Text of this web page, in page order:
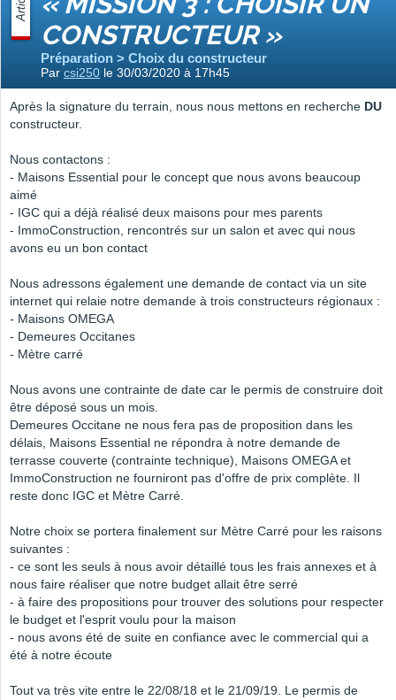
CONSTRUCTEUR »
Préparation > Choix du constructeur
Par csi250 le 30/03/2020 à 17h45
Après la signature du terrain, nous nous mettons en recherche DU
constructeur.
Nous contactons :
- Maisons Essential pour le concept que nous avons beaucoup
aimé
- IGC qui a déjà réalisé deux maisons pour mes parents
- ImmoConstruction, rencontrés sur un salon et avec qui nous
avons eu un bon contact
Nous adressons également une demande de contact via un site
internet qui relaie notre demande à trois constructeurs régionaux :
- Maisons OMEGA
- Demeures Occitanes
- Mètre carré
Nous avons une contrainte de date car le permis de construire doit
être déposé sous un mois.
Demeures Occitane ne nous fera pas de proposition dans les
délais, Maisons Essential ne répondra à notre demande de
terrasse couverte (contrainte technique), Maisons OMEGA et
ImmoConstruction ne fourniront pas d'offre de prix complète. Il
reste donc IGC et Mètre Carré.
Notre choix se portera finalement sur Mètre Carré pour les raisons
suivantes :
- ce sont les seuls à nous avoir détaillé tous les frais annexes et à
nous faire réaliser que notre budget allait être serré
- à faire des propositions pour trouver des solutions pour respecter
le budget et l'esprit voulu pour la maison
- nous avons été de suite en confiance avec le commercial qui a
été à notre écoute
Tout va très vite entre le 22/08/18 et le 21/09/19. Le permis de